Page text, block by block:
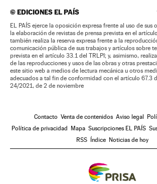
©EDICIONES EL PAÍS
EL PAÍS ejerce la oposición expresa frente al uso de sus
la elaboración de revistas de prensa prevista en el
también realiza la reserva expresa frente a la
comunicación pública de sus trabajos y artículos sobre
prevista en el artículo 33.1 del TRLPI; y, asimismo,
de las reproducciones y usos de las obras y otras
este sitio web a medios de lectura mecánica u otros
adecuados a tal fin de conformidad con el artículo 67.3
24/2021, de 2 de noviembre
Contacto Venta de contenidos Aviso legal
Política de privacidad Mapa Suscripciones EL PAÍS
RSS Índice Noticias de hoy